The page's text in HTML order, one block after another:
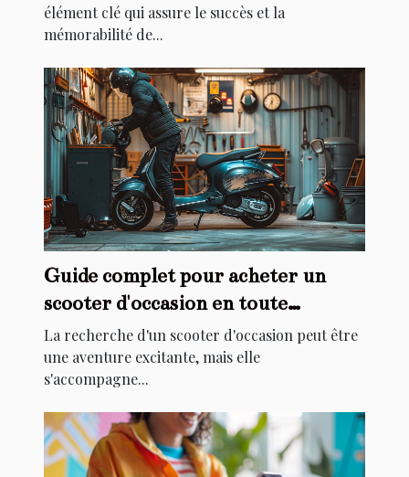
élément clé qui assure le succès et la
mémorabilité de...
Guide complet pour acheter un
scooter d'occasion en toute
sécurité
La recherche d'un scooter d'occasion peut être
une aventure excitante, mais elle
s'accompagne...